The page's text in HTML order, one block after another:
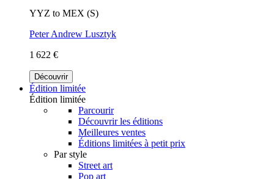
YYZ to MEX (S)
Peter Andrew Lusztyk
1 622 €
Découvrir
Édition limitée
Édition limitée
Parcourir
Découvrir les éditions
Meilleures ventes
Éditions limitées à petit prix
Par style
Street art
Pop art